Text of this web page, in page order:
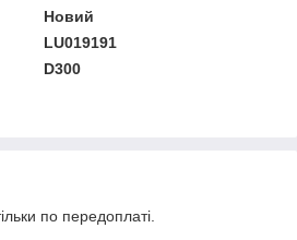
Новий
LU019191
D300
по передоплаті.